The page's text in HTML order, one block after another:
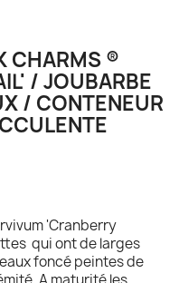
CHARMS ®
/ JOUBARBE
/ CONTENEUR
'Cranberry
qui ont de larges
foncé peintes de